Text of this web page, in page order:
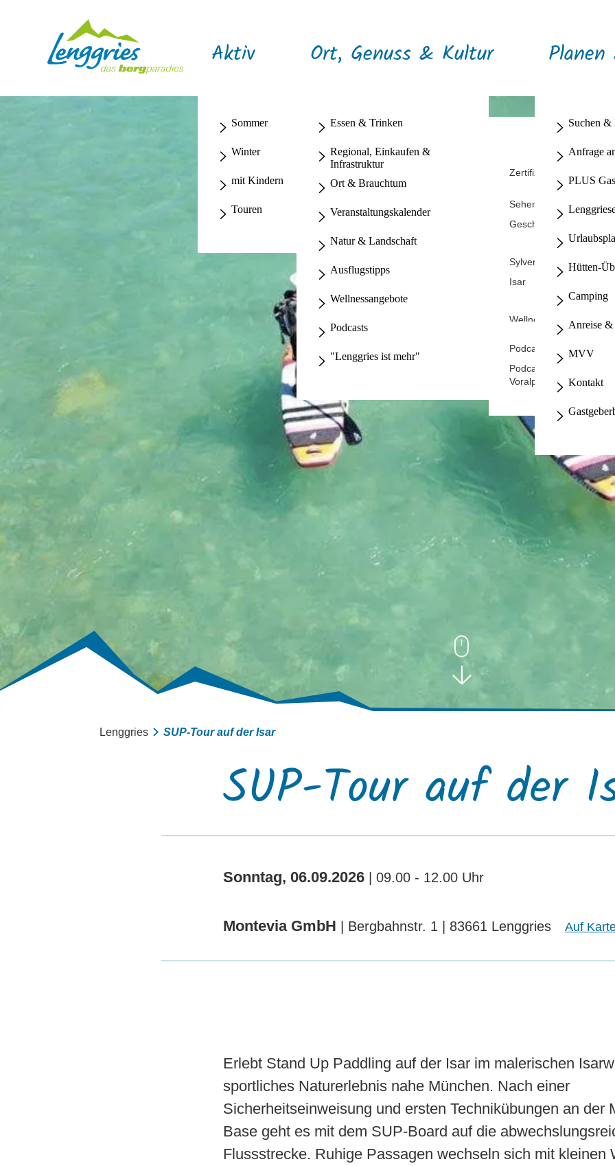
Aktiv
Sommer
Winter
Langlauf & Skaten
mit Kindern
Familien Winter
Touren
Ort, Genuss & Kultur
Essen & Trinken
Regional, Einkaufen &
Infrastruktur
Zertifizierte Produkte
Unternehmen aus
Einkaufen in Lenggries
Ort & Brauchtum
Sehenswertes
Geschichte & Historie
Lebendiges Brauchtum
Museum
Kräuterort Lenggries
Flößerdorf Lenggries
Veranstaltungskalender
Natur & Landschaft
Sylvensteinsee
Isar
Naturschutz
Ausflugstipps
Wellnessangebote
Wellness auf dem
Podcasts
Podcast - dochDort
Podcast - Die
Voralpenflüsterer
"Lenggries ist mehr"
Suchen &
Anfrage
PLUS
Hütten-
Camping
Anreise
MVV
Kontakt
Lenggries SUP-Tour auf der Isar
SUP-Tour auf der
Sonntag, 06.09.2026| 09.00 - 12.00 Uhr
Montevia GmbH | Bergbahnstr. 1 | 83661 Lenggries Auf
Erlebt Stand Up Paddling auf der Isar im malerischen
sportliches Naturerlebnis nahe München. Nach einer
Sicherheitseinweisung und ersten Technikübungen an der
Base geht es mit dem SUP-Board auf die
Flussstrecke. Ruhige Passagen wechseln sich mit kleinen